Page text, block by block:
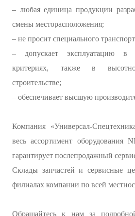
– любая единица продукции
смены месторасположения;
– не просит специального
– допускает эксплуатацию в
критериях, также в
строительстве;
– обеспечивает высшую
Компания «Универсал-
весь ассортимент оборудования
гарантирует послепродажный
Склады запчастей и сервисные
филиалах компании по всей
Обращайтесь к нам за